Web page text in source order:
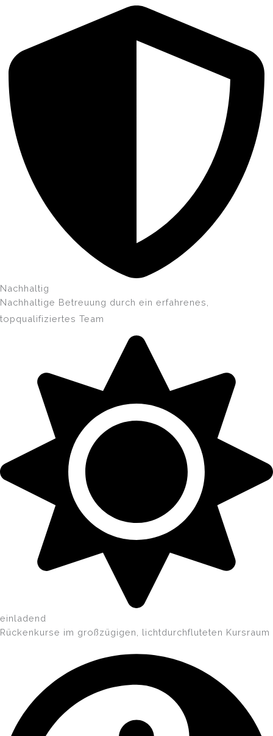
Nachhaltig
Nachhaltige Betreuung durch ein erfahrenes,
topqualifiziertes Team
einladend
Rückenkurse im großzügigen, lichtdurchfluteten Kursraum